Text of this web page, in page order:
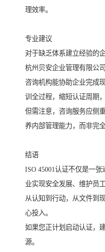
理效率。
专业建议
对于缺乏体系建立经验的
杭州贝安企业管理有限公
咨询机构能协助企业完成
训全过程，缩短认证周期
但需注意，咨询服务应侧
养内部管理能力，而非完全
结语
ISO 45001认证不仅是一
业实现安全发展、维护员
从认知到行动，从文件到
心投入。
如果您正计划启动认证，
源。